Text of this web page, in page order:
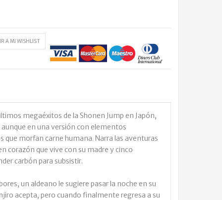
A MI WISHLIST
megaéxitos de la Shonen Jump en Japón,
aunque en una versión con elementos
morfan carne humana. Narra las aventuras
corazón que vive con su madre y cinco
carbón para subsistir.
un aldeano le sugiere pasar la noche en su
acepta, pero cuando finalmente regresa a su